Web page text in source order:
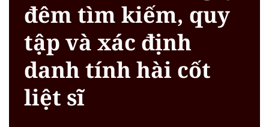
đêm tìm kiếm, quy
tập và xác định
danh tính hài cốt
liệt sĩ